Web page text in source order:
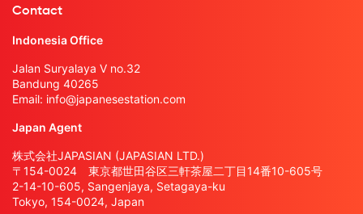
Contact
Indonesia Office
Jalan Suryalaya V no.32
Bandung 40265
Email: info@japanesestation.com
Japan Agent
株式会社JAPASIAN (JAPASIAN LTD.)
〒154-0024 東京都世田谷区三軒茶屋二丁目14番10-605号
2-14-10-605, Sangenjaya, Setagaya-ku
Tokyo, 154-0024, Japan